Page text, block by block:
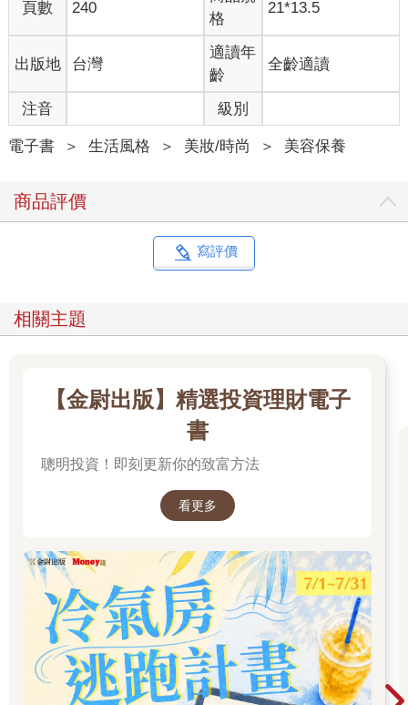
頁數 240
格
21*13.5
出版地 台灣
適讀年
齡
全齡適讀
注音 級別
電子書 ＞ 生活風格 ＞ 美妝/時尚 ＞ 美容保養
商品評價
寫評價
相關主題
【金尉出版】精選投資理財電子
書
聰明投資！即刻更新你的致富方法
看更多